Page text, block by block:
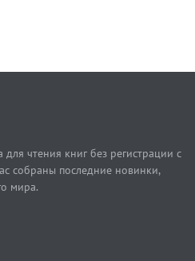
чтения книг без регистрации с
собраны последние новинки,
мира.